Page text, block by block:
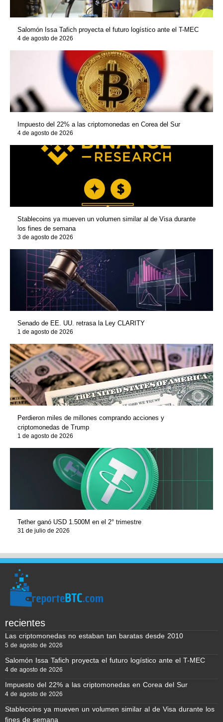
Salomón Issa Tafich proyecta el futuro logístico ante el T-MEC
4 de agosto de 2026
Impuesto del 22% a las criptomonedas en Corea del Sur
4 de agosto de 2026
Stablecoins ya mueven un volumen similar al de Visa durante
los fines de semana
3 de agosto de 2026
Senado de EE. UU. retrasa la Ley CLARITY
1 de agosto de 2026
Perdieron miles de millones comprando acciones y
criptomonedas de Trump
1 de agosto de 2026
Tether ganó USD 1.500M en el 2° trimestre
31 de julio de 2026
recientes
Las criptomonedas no estaban tan baratas desde 2010
5 de agosto de 2026
Salomón Issa Tafich proyecta el futuro logístico ante el T-MEC
4 de agosto de 2026
Impuesto del 22% a las criptomonedas en Corea del Sur
4 de agosto de 2026
Stablecoins ya mueven un volumen similar al de Visa durante los